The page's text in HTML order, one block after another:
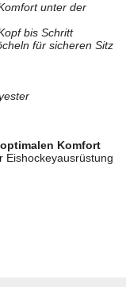
unter der
bis Schritt
für sicheren Sitz
optimalen Komfort
Eishockeyausrüstung